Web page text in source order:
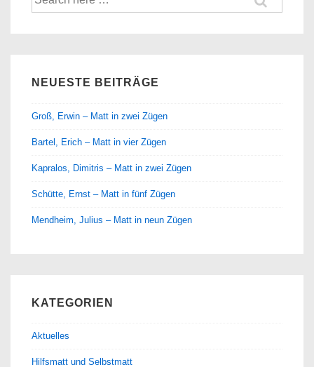
nach:
NEUESTE BEITRÄGE
Groß, Erwin – Matt in zwei Zügen
Bartel, Erich – Matt in vier Zügen
Kapralos, Dimitris – Matt in zwei Zügen
Schütte, Ernst – Matt in fünf Zügen
Mendheim, Julius – Matt in neun Zügen
KATEGORIEN
Aktuelles
Hilfsmatt und Selbstmatt